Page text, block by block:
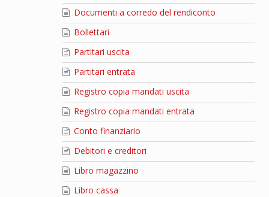
Documenti a corredo del rendiconto
Bollettari
Partitari uscita
Partitari entrata
Registro copia mandati uscita
Registro copia mandati entrata
Conto finanziario
Debitori e creditori
Libro magazzino
Libro cassa